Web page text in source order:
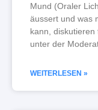
Mund (Oraler
äussert und was
kann,
unter der
WEITERLESEN »